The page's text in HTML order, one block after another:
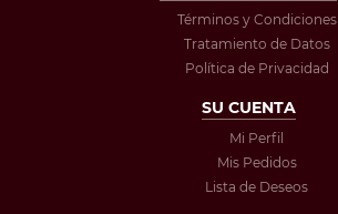
Términos y Condiciones
Tratamiento de Datos
Política de Privacidad
SU CUENTA
Mi Perfil
Mis Pedidos
Lista de Deseos